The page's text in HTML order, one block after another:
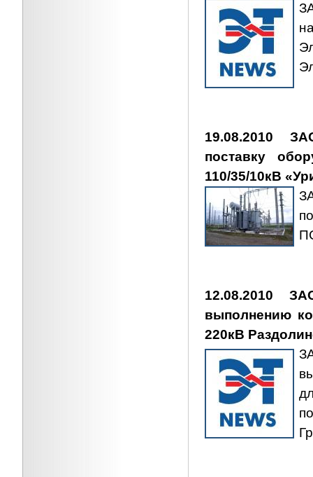
19.08.2010
поставку
110/35/10кВ
12.08.2010
выполнению
220кВ